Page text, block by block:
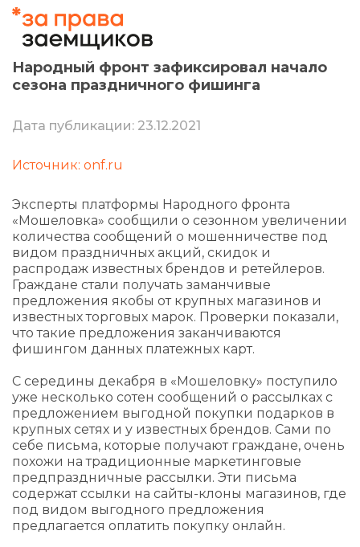
Народный фронт зафиксировал начало
сезона праздничного фишинга
Дата публикации: 23.12.2021
Источник: onf.ru
Эксперты платформы Народного фронта
«Мошеловка» сообщили о сезонном увеличении
количества сообщений о мошенничестве под
видом праздничных акций, скидок и
распродаж известных брендов и ретейлеров.
Граждане стали получать заманчивые
предложения якобы от крупных магазинов и
известных торговых марок. Проверки показали,
что такие предложения заканчиваются
фишингом данных платежных карт.
С середины декабря в «Мошеловку» поступило
уже несколько сотен сообщений о рассылках с
предложением выгодной покупки подарков в
крупных сетях и у известных брендов. Сами по
себе письма, которые получают граждане, очень
похожи на традиционные маркетинговые
предпраздничные рассылки. Эти письма
содержат ссылки на сайты-клоны магазинов, где
под видом выгодного предложения
предлагается оплатить покупку онлайн.